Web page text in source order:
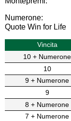
Numerone:
Quote Win for Life
Vincita
10 + Numerone
10
9 + Numerone
9
8 + Numerone
7 + Numerone